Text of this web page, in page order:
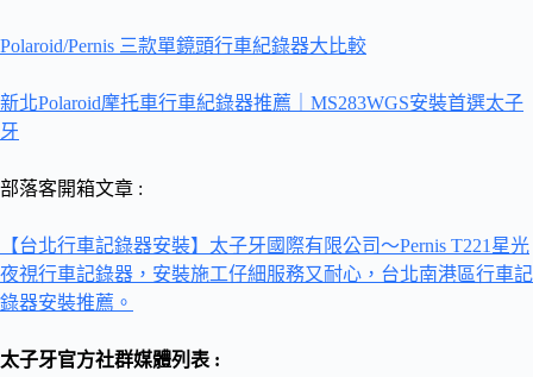
Polaroid/Pernis 三款單鏡頭行車紀錄器大比較
新北Polaroid摩托車行車紀錄器推薦｜MS283WGS安裝首選太子
牙
部落客開箱文章 :
【台北行車記錄器安裝】太子牙國際有限公司～Pernis T221星光
夜視行車記錄器，安裝施工仔細服務又耐心，台北南港區行車記
錄器安裝推薦。
太子牙官方社群媒體列表 :